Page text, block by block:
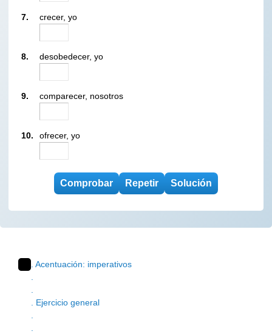
7. crecer, yo
8. desobedecer, yo
9. comparecer, nosotros
10. ofrecer, yo
. Acentuación: imperativos
.
.
. Ejercicio general
.
.